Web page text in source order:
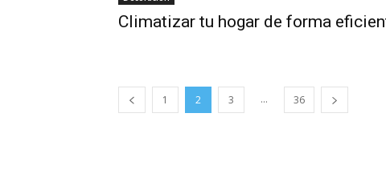
Climatizar tu hogar de forma
1 2 3 ... 36